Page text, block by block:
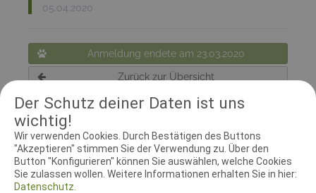
Der Schutz deiner Daten ist uns
wichtig!
Wir verwenden Cookies. Durch Bestätigen des Buttons
"Akzeptieren" stimmen Sie der Verwendung zu. Über den
Button "Konfigurieren" können Sie auswählen, welche Cookies
Sie zulassen wollen. Weitere Informationen erhalten Sie in hier:
Datenschutz.
05.04.2020
Anmeldung endete am 23.03.2020
Zurück zur Übersicht
RICHTER UND HELFER
Leistungsrichter